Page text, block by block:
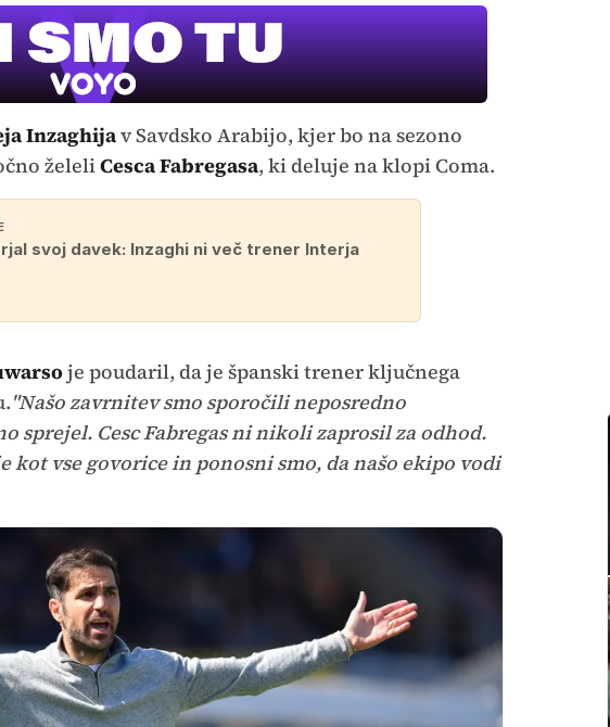
Inzaghijav Savdsko Arabijo, kjer bo na sezono
želeliCesca Fabregasa, ki deluje na klopi Coma.
svoj davek: Inzaghi ni več trener Interja
je poudaril, da je španski trener ključnega
"Našo zavrnitev smo sporočili neposredno
sprejel. Cesc Fabregas ni nikoli zaprosil za odhod.
vse govorice in ponosni smo, da našo ekipo vodi